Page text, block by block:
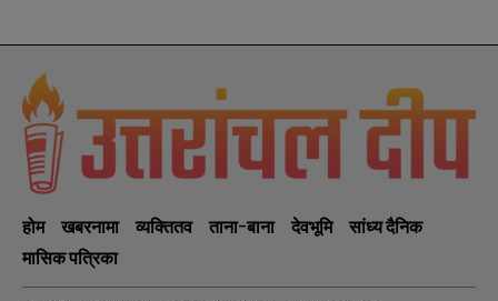
होम खबरनामा व्यक्तितव ताना-बाना देवभूमि
सांध्य दैनिक
मासिक पत्रिका